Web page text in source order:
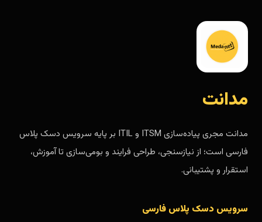
مدانت
مدانت مجری پیاده‌سازی ITSM و ITIL بر پایه سرویس دسک پلاس
فارسی است؛ از نیازسنجی، طراحی فرایند و بومی‌سازی تا آموزش،
استقرار و پشتیبانی.
سرویس دسک پلاس فارسی